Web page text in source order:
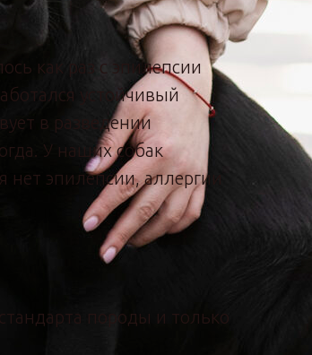
как раз с эпилепсии
устойчивый
в разведении
У наших собак
эпилепсии, аллергии
породы и только